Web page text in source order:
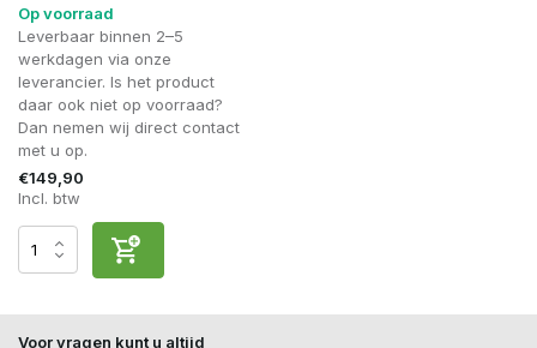
Op voorraad
Leverbaar binnen 2–5
werkdagen via onze
leverancier. Is het product
daar ook niet op voorraad?
Dan nemen wij direct contact
met u op.
€149,90
Incl. btw
Voor vragen kunt u altijd